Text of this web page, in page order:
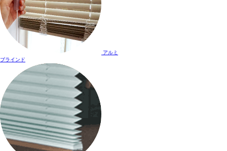
アルミ
ブラインド